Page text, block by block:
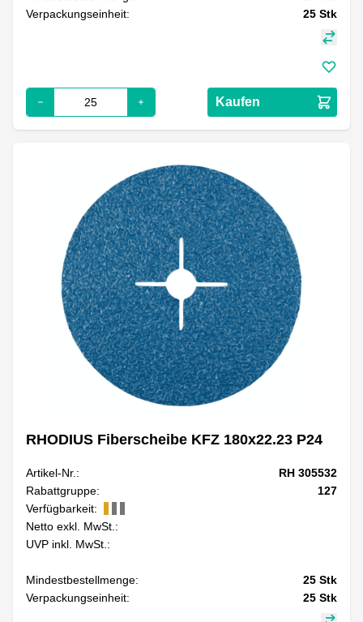
Verpackungseinheit:
25 Stk
Kaufen
RHODIUS Fiberscheibe KFZ 180x22.23 P24
Artikel-Nr.:
RH 305532
Rabattgruppe:
127
Verfügbarkeit:
Netto exkl. MwSt.:
UVP inkl. MwSt.:
Mindestbestellmenge: 25 Stk
Verpackungseinheit:
25 Stk